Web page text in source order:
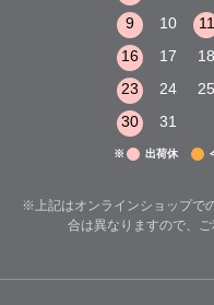
9
10 11
16
17 18
23
24 25
30
31
※ 出荷休
※上記はオンラインショップで
合は異なりますので、